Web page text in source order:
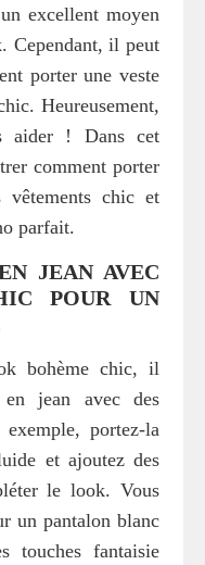
excellent moyen
Cependant, il peut
porter une veste
Heureusement,
aider ! Dans cet
comment porter
vêtements chic et
parfait.
JEAN AVEC
POUR UN
bohème chic, il
jean avec des
exemple, portez-la
et ajoutez des
le look. Vous
un pantalon blanc
touches fantaisie